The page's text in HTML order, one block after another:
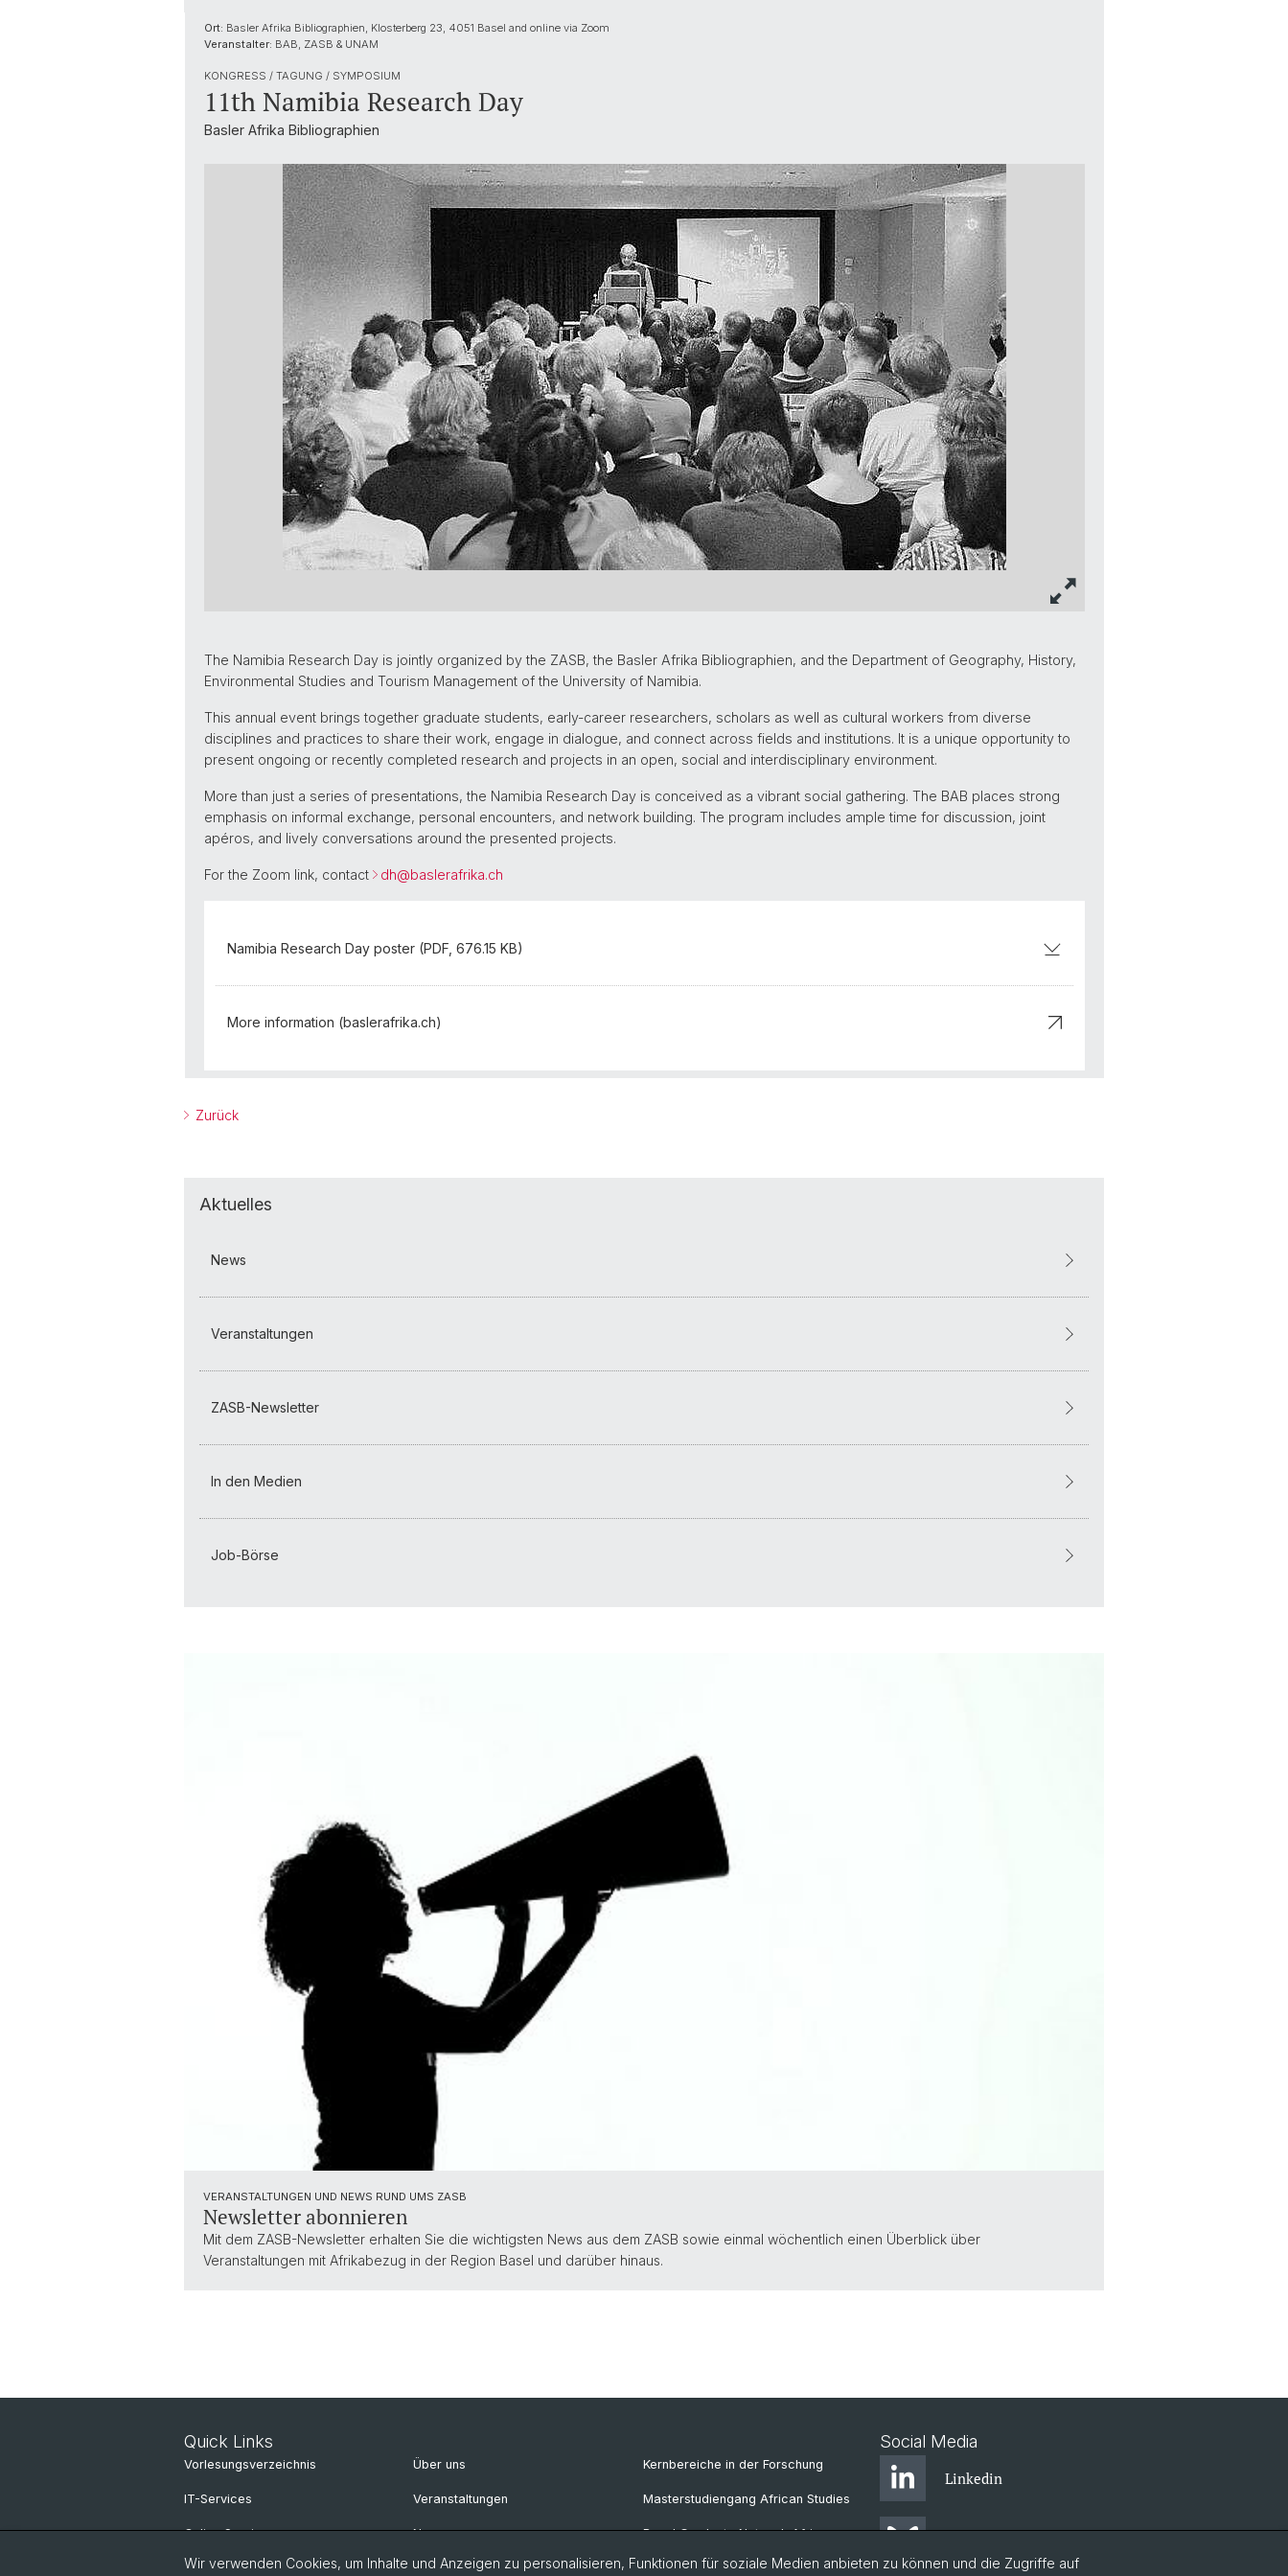
Ort: Basler Afrika Bibliographien, Klosterberg 23, 4051 Basel and online via Zoom
Veranstalter: BAB, ZASB & UNAM
KONGRESS / TAGUNG / SYMPOSIUM
11th Namibia Research Day
Basler Afrika Bibliographien
The Namibia Research Day is jointly organized by the ZASB, the Basler Afrika Bibliographien, and the Department of Geography, History,
Environmental Studies and Tourism Management of the University of Namibia.
This annual event brings together graduate students, early-career researchers, scholars as well as cultural workers from diverse
disciplines and practices to share their work, engage in dialogue, and connect across fields and institutions. It is a unique opportunity to
present ongoing or recently completed research and projects in an open, social and interdisciplinary environment.
More than just a series of presentations, the Namibia Research Day is conceived as a vibrant social gathering. The BAB places strong
emphasis on informal exchange, personal encounters, and network building. The program includes ample time for discussion, joint
apéros, and lively conversations around the presented projects.
For the Zoom link, contact dh@baslerafrika.ch
Namibia Research Day poster (PDF, 676.15 KB)
More information (baslerafrika.ch)
Zurück
Aktuelles
News
Veranstaltungen
ZASB-Newsletter
In den Medien
Job-Börse
VERANSTALTUNGEN UND NEWS RUND UMS ZASB
Newsletter abonnieren
Mit dem ZASB-Newsletter erhalten Sie die wichtigsten News aus dem ZASB sowie einmal wöchentlich einen Überblick über
Veranstaltungen mit Afrikabezug in der Region Basel und darüber hinaus.
Quick Links
Vorlesungsverzeichnis
IT-Services
Online Services
Personensuche
Über uns
Veranstaltungen
News
Newsletter
Kernbereiche in der Forschung
Masterstudiengang African Studies
Basel Graduate Network African
Social Media
Linkedin
Wir verwenden Cookies, um Inhalte und Anzeigen zu personalisieren, Funktionen für soziale Medien anbieten zu können und die Zugriffe auf